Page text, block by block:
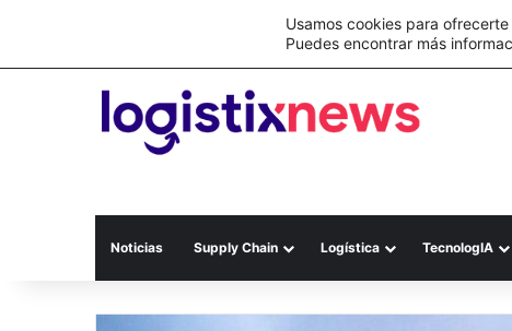
C&A México completa la implementación de
Noticias Supply Chain Logística TecnologIA
Usamos cookies para
Puedes encontrar más